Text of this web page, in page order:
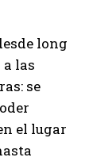
long
las
se
el lugar